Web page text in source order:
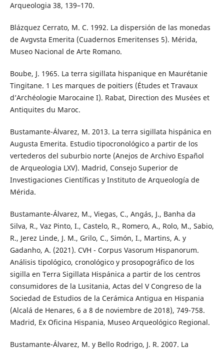
Arqueologia 38, 139–170.
Blázquez Cerrato, M. C. 1992. La dispersión de las monedas
de Avgvsta Emerita (Cuadernos Emeritenses 5). Mérida,
Museo Nacional de Arte Romano.
Boube, J. 1965. La terra sigillata hispanique en Maurétanie
Tingitane. 1 Les marques de poitiers (Études et Travaux
d’Archéologie Marocaine I). Rabat, Direction des Musées et
Antiquites du Maroc.
Bustamante-Álvarez, M. 2013. La terra sigillata hispánica en
Augusta Emerita. Estudio tipocronológico a partir de los
vertederos del suburbio norte (Anejos de Archivo Español
de Arqueologia LXV). Madrid, Consejo Superior de
Investigaciones Científicas y Instituto de Arqueología de
Mérida.
Bustamante-Álvarez, M., Viegas, C., Angás, J., Banha da
Silva, R., Vaz Pinto, I., Castelo, R., Romero, A., Rolo, M., Sabio,
R., Jerez Linde, J. M., Grilo, C., Simón, I., Martins, A. y
Gadanho, A. (2021). CVH - Corpus Vasorum Hispanorum.
Análisis tipológico, cronológico y prosopográfico de los
sigilla en Terra Sigillata Hispánica a partir de los centros
consumidores de la Lusitania, Actas del V Congreso de la
Sociedad de Estudios de la Cerámica Antigua en Hispania
(Alcalá de Henares, 6 a 8 de noviembre de 2018), 749-758.
Madrid, Ex Oficina Hispania, Museo Arqueológico Regional.
Bustamante-Álvarez, M. y Bello Rodrigo, J. R. 2007. La